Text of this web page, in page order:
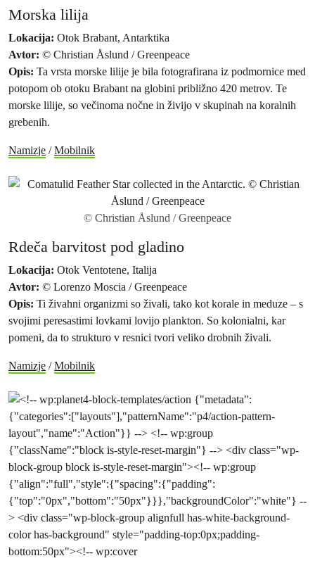
Morska lilija
Lokacija: Otok Brabant, Antarktika
Avtor: © Christian Åslund / Greenpeace
Opis: Ta vrsta morske lilije je bila fotografirana iz podmornice med
potopom ob otoku Brabant na globini približno 420 metrov. Te
morske lilije, so večinoma nočne in živijo v skupinah na koralnih
grebenih.
Namizje /Mobilnik
© Christian Åslund / Greenpeace
Rdeča barvitost pod gladino
Lokacija: Otok Ventotene, Italija
Avtor: © Lorenzo Moscia / Greenpeace
Opis: Ti živahni organizmi so živali, tako kot korale in meduze – s
svojimi peresastimi lovkami lovijo plankton. So kolonialni, kar
pomeni, da to strukturo v resnici tvori veliko drobnih živali.
Namizje /Mobilnik